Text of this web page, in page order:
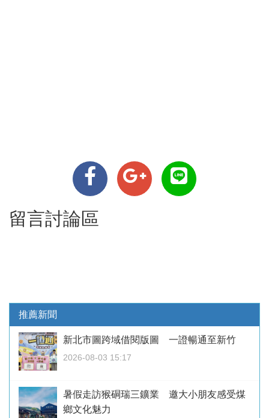
留言討論區
推薦新聞
新北市圖跨域借閱版圖 一證暢通至新竹
2026-08-03 15:17
暑假走訪猴硐瑞三鑛業 邀大小朋友感受煤
鄉文化魅力